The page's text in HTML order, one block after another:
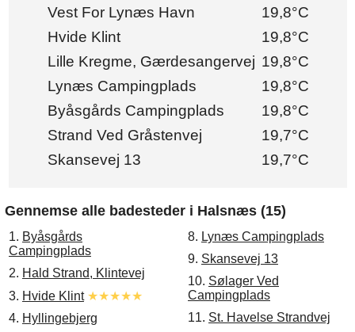
Vest For Lynæs Havn
19,8°C
Hvide Klint
19,8°C
Lille Kregme, Gærdesangervej 19,8°C
Lynæs Campingplads
19,8°C
Byåsgårds Campingplads
19,8°C
Strand Ved Gråstenvej
19,7°C
Skansevej 13
19,7°C
Gennemse alle badesteder i Halsnæs (15)
1. Byåsgårds
Campingplads
2. Hald Strand, Klintevej
3. Hvide Klint ★★★★★
4. Hyllingebjerg
8. Lynæs Campingplads
9. Skansevej 13
10. Sølager Ved
Campingplads
11. St. Havelse Strandvej